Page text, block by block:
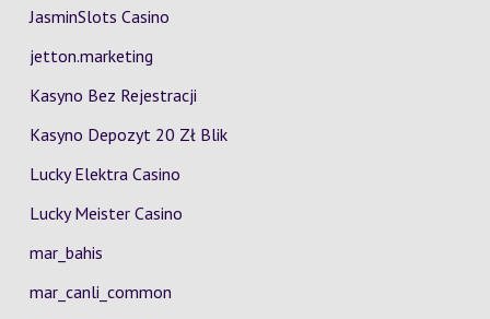
JasminSlots Casino
jetton.marketing
Kasyno Bez Rejestracji
Kasyno Depozyt 20 Zł Blik
Lucky Elektra Casino
Lucky Meister Casino
mar_bahis
mar_canli_common